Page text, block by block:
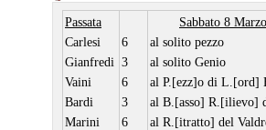
Passata
Carlesi
Gianfredi
Vaini
Bardi
Marini
6
3
6
3
6
Sabbato 8
al solito pezzo
al solito Genio
al P.[ezz]o di L.[ord]
al B.[asso] R.[ilievo]
al R.[itratto] del